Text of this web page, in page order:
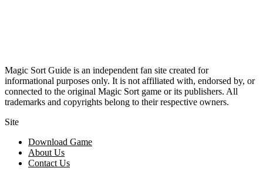
Magic Sort Guide is an independent fan site created for
informational purposes only. It is not affiliated with, endorsed by, or
connected to the original Magic Sort game or its publishers. All
trademarks and copyrights belong to their respective owners.
Site
Download Game
About Us
Contact Us